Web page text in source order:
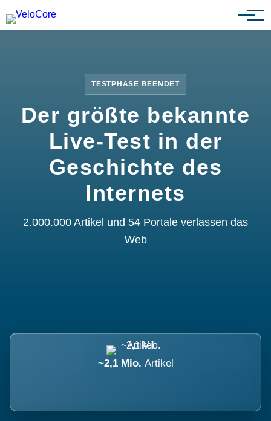
Partnerprogramm
TESTPHASE BEENDET
Der größte bekannte
Live-Test in der
Geschichte des
Internets
2.000.000 Artikel und 54 Portale verlassen das
Web
~2,1 Mio. Artikel